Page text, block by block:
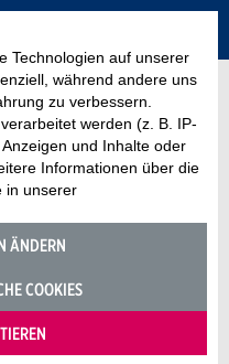
Technologien auf unserer
während andere uns
zu verbessern.
werden (z. B. IP-
und Inhalte oder
Informationen über die
in unserer
ÄNDERN
COOKIES